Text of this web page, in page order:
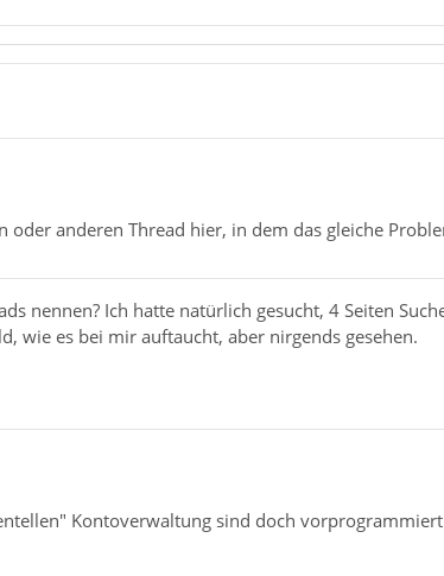
oder anderen Thread hier, in dem das gleiche
nennen? Ich hatte natürlich gesucht, 4 Seiten
wie es bei mir auftaucht, aber nirgends gesehen.
Kontoverwaltung sind doch